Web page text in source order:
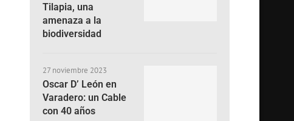
Tilapia, una
amenaza a la
biodiversidad
27 noviembre 2023
Oscar D’ León en
Varadero: un Cable
con 40 años